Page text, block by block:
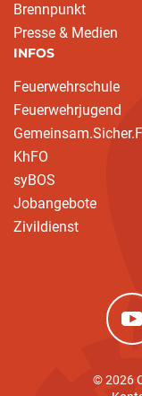
Brennpunkt
Presse & Medien
INFOS
Feuerwehrschule
Feuerwehrjugend
KhFO
syBOS
Jobangebote
Zivildienst
© 2026